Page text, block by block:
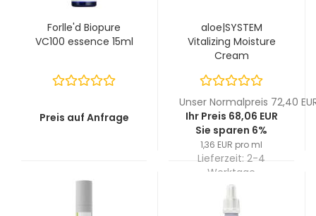
Forlle'd Biopure
VC100 essence 15ml
Preis auf Anfrage
aloe|SYSTEM
Vitalizing Moisture
Cream
Unser Normalpreis 72,40
Ihr Preis 68,06 EUR
Sie sparen 6%
1,36 EUR pro ml
Lieferzeit: 2-4
Werktage